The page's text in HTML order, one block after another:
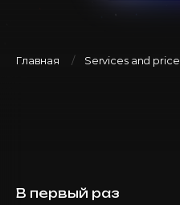
Главная Services and price
В первый раз